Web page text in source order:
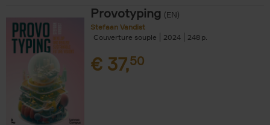
Provotyping (EN)
Stefaan Vandist
Couverture souple
2024 248
€ 37,50